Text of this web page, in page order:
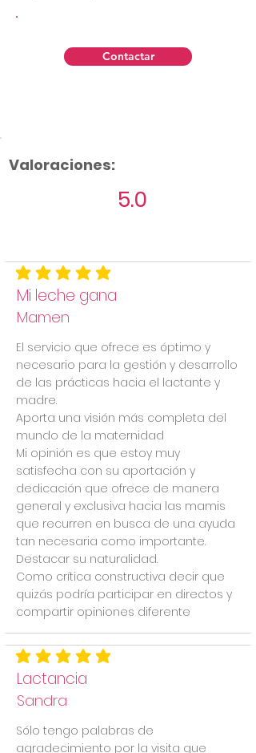
Mi leche gana
El servicio que ofrece es óptimo y
necesario para la gestión y desarrollo
de las prácticas hacia el lactante y
madre.
Aporta una visión más completa del
mundo de la maternidad
Mi opinión es que estoy muy
satisfecha con su aportación y
dedicación que ofrece de manera
general y exclusiva hacia las mamis
que recurren en busca de una ayuda
tan necesaria como importante.
Destacar su naturalidad.
Como crítica constructiva decir que
quizás podría participar en directos y
compartir opiniones diferente
la calificación promedio es 5 de 5
Mamen
Lactancia
Sólo tengo palabras de
agradecimiento por la visita que
la calificación promedio es 5 de 5
Sandra
5.0
Valoraciones:
Contactar